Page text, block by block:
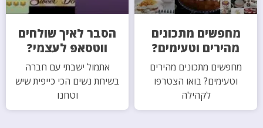
מחפשים מתכונים
מהירים וטעימים?
מחפשים מתכונים מהירים
וטעימים? בואו הצטרפו
לקהילה
הסבר לאיך שולחים
ווטסאפ לעצמי?
אתמול ישבתי עם חברה
בשיחת נשים הכי כייפית שיש
וטחנו